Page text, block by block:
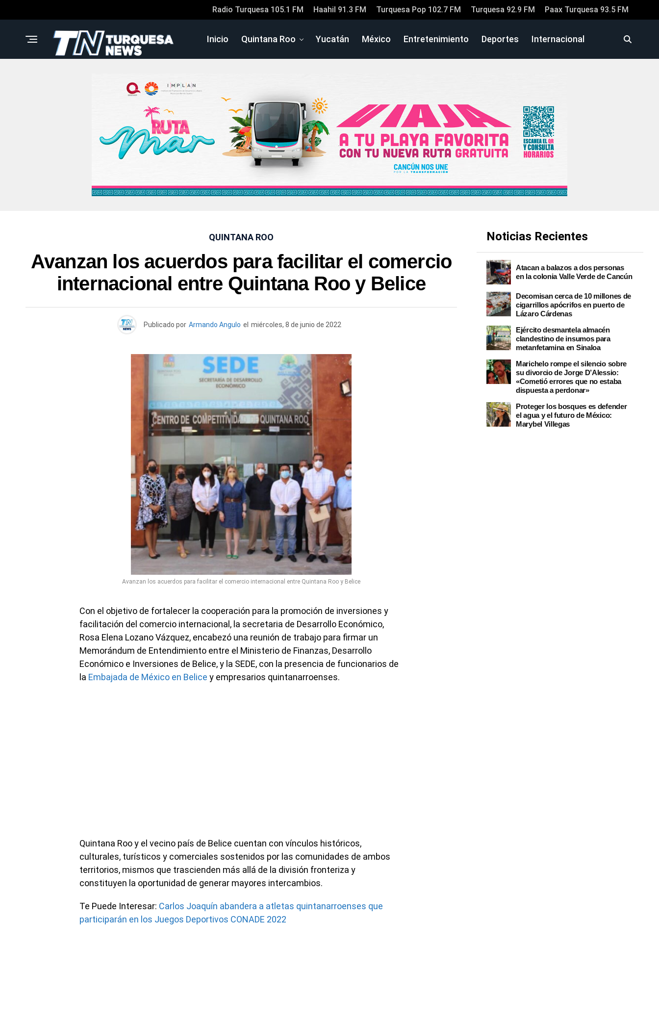
Radio Turquesa 105.1 FM Haahil 91.3 FM Turquesa Pop 102.7 FM Turquesa 92.9 FM Paax Turquesa 93.5 FM
Inicio Quintana Roo Yucatán México Entretenimiento Deportes Internacional
QUINTANA ROO
Avanzan los acuerdos para facilitar el comercio
internacional entre Quintana Roo y Belice
Publicado por Armando Angulo el miércoles, 8 de junio de 2022
Avanzan los acuerdos para facilitar el comercio internacional entre Quintana Roo y Belice
Con el objetivo de fortalecer la cooperación para la promoción de inversiones y
facilitación del comercio internacional, la secretaria de Desarrollo Económico,
Rosa Elena Lozano Vázquez, encabezó una reunión de trabajo para firmar un
Memorándum de Entendimiento entre el Ministerio de Finanzas, Desarrollo
Económico e Inversiones de Belice, y la SEDE, con la presencia de funcionarios de
la Embajada de México en Belice y empresarios quintanarroenses.
Quintana Roo y el vecino país de Belice cuentan con vínculos históricos,
culturales, turísticos y comerciales sostenidos por las comunidades de ambos
territorios, mismos que trascienden más allá de la división fronteriza y
constituyen la oportunidad de generar mayores intercambios.
Te Puede Interesar: Carlos Joaquín abandera a atletas quintanarroenses que
participarán en los Juegos Deportivos CONADE 2022
Noticias Recientes
Atacan a balazos a dos personas
en la colonia Valle Verde de Cancún
Decomisan cerca de 10 millones de
cigarrillos apócrifos en puerto de
Lázaro Cárdenas
Ejército desmantela almacén
clandestino de insumos para
metanfetamina en Sinaloa
Marichelo rompe el silencio sobre
su divorcio de Jorge D’Alessio:
«Cometió errores que no estaba
dispuesta a perdonar»
Proteger los bosques es defender
el agua y el futuro de México:
Marybel Villegas